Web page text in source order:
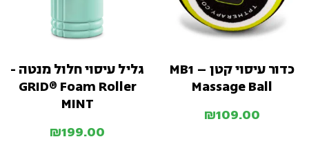
כדור עיסוי קטן – MB1
Massage Ball
₪109.00
גליל עיסוי חלול מנטה -
GRID® Foam Roller
MINT
₪199.00